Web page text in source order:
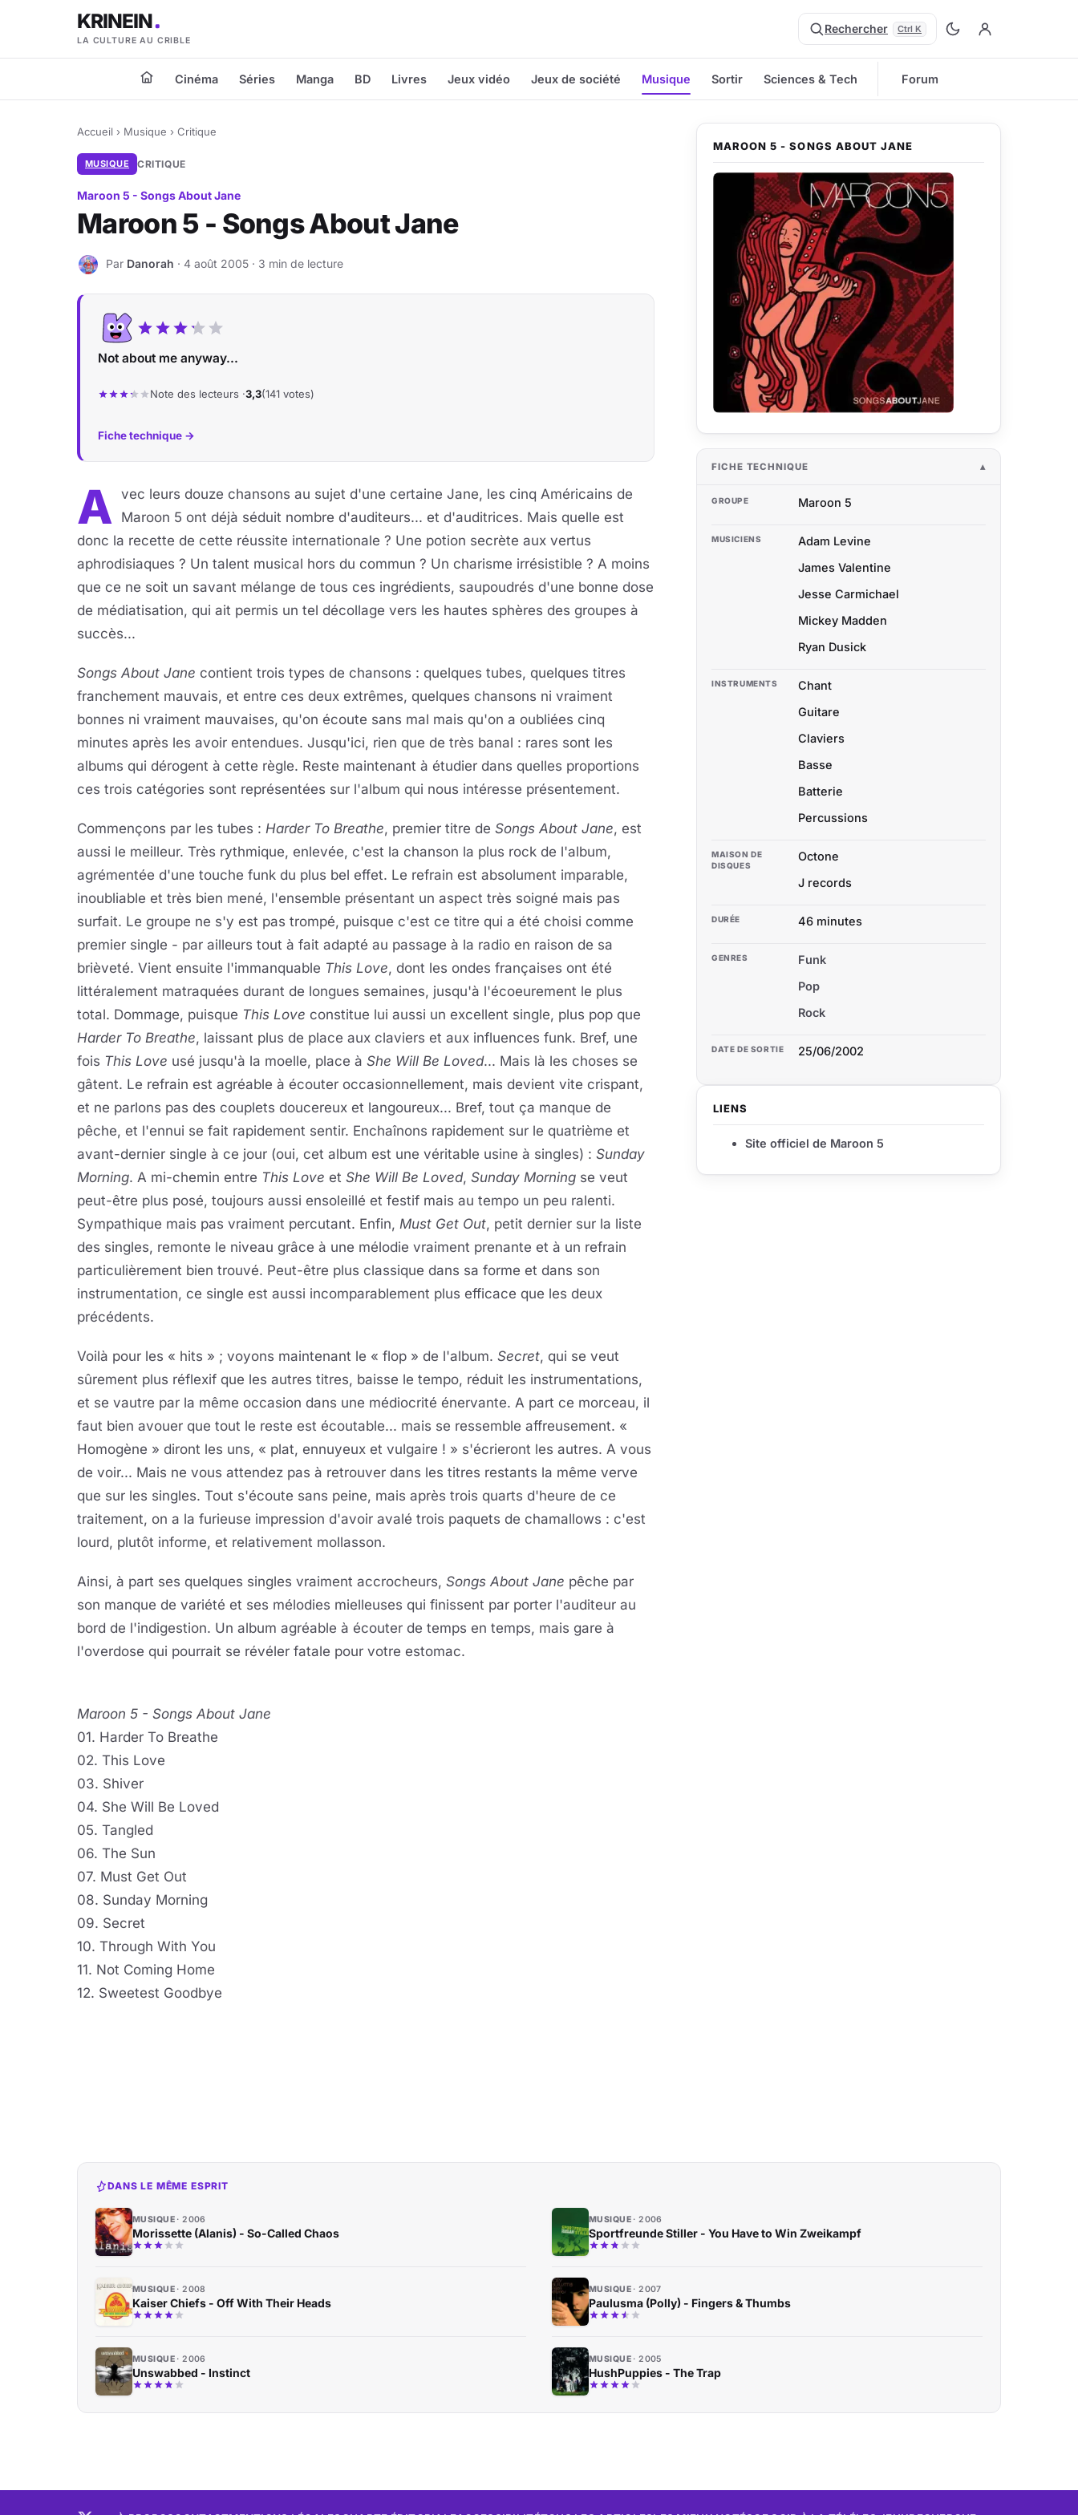
KRINEIN
LA CULTURE AU CRIBLE
Rechercher Ctrl K
Cinéma Séries Manga BD Livres Jeux vidéo Jeux de société Musique Sortir Sciences & Tech Forum
Accueil › Musique › Critique
MUSIQUE CRITIQUE
Maroon 5 - Songs About Jane
Maroon 5 - Songs About Jane
D Par Danorah · 4 août 2005 · 3 min de lecture
Not about me anyway...
Note des lecteurs ·3,3(141 votes)
Fiche technique →
A vec leurs douze chansons au sujet d'une certaine Jane, les cinq Américains de
Maroon 5 ont déjà séduit nombre d'auditeurs... et d'auditrices. Mais quelle est
donc la recette de cette réussite internationale ? Une potion secrète aux vertus
aphrodisiaques ? Un talent musical hors du commun ? Un charisme irrésistible ? A moins
que ce ne soit un savant mélange de tous ces ingrédients, saupoudrés d'une bonne dose
de médiatisation, qui ait permis un tel décollage vers les hautes sphères des groupes à
succès...
Songs About Jane contient trois types de chansons : quelques tubes, quelques titres
franchement mauvais, et entre ces deux extrêmes, quelques chansons ni vraiment
bonnes ni vraiment mauvaises, qu'on écoute sans mal mais qu'on a oubliées cinq
minutes après les avoir entendues. Jusqu'ici, rien que de très banal : rares sont les
albums qui dérogent à cette règle. Reste maintenant à étudier dans quelles proportions
ces trois catégories sont représentées sur l'album qui nous intéresse présentement.
Commençons par les tubes : Harder To Breathe, premier titre de Songs About Jane, est
aussi le meilleur. Très rythmique, enlevée, c'est la chanson la plus rock de l'album,
agrémentée d'une touche funk du plus bel effet. Le refrain est absolument imparable,
inoubliable et très bien mené, l'ensemble présentant un aspect très soigné mais pas
surfait. Le groupe ne s'y est pas trompé, puisque c'est ce titre qui a été choisi comme
premier single - par ailleurs tout à fait adapté au passage à la radio en raison de sa
brièveté. Vient ensuite l'immanquable This Love, dont les ondes françaises ont été
littéralement matraquées durant de longues semaines, jusqu'à l'écoeurement le plus
total. Dommage, puisque This Love constitue lui aussi un excellent single, plus pop que
Harder To Breathe, laissant plus de place aux claviers et aux influences funk. Bref, une
fois This Love usé jusqu'à la moelle, place à She Will Be Loved... Mais là les choses se
gâtent. Le refrain est agréable à écouter occasionnellement, mais devient vite crispant,
et ne parlons pas des couplets doucereux et langoureux... Bref, tout ça manque de
pêche, et l'ennui se fait rapidement sentir. Enchaînons rapidement sur le quatrième et
avant-dernier single à ce jour (oui, cet album est une véritable usine à singles) : Sunday
Morning. A mi-chemin entre This Love et She Will Be Loved, Sunday Morning se veut
peut-être plus posé, toujours aussi ensoleillé et festif mais au tempo un peu ralenti.
Sympathique mais pas vraiment percutant. Enfin, Must Get Out, petit dernier sur la liste
des singles, remonte le niveau grâce à une mélodie vraiment prenante et à un refrain
particulièrement bien trouvé. Peut-être plus classique dans sa forme et dans son
instrumentation, ce single est aussi incomparablement plus efficace que les deux
précédents.
Voilà pour les « hits » ; voyons maintenant le « flop » de l'album. Secret, qui se veut
sûrement plus réflexif que les autres titres, baisse le tempo, réduit les instrumentations,
et se vautre par la même occasion dans une médiocrité énervante. A part ce morceau, il
faut bien avouer que tout le reste est écoutable... mais se ressemble affreusement. «
Homogène » diront les uns, « plat, ennuyeux et vulgaire ! » s'écrieront les autres. A vous
de voir... Mais ne vous attendez pas à retrouver dans les titres restants la même verve
que sur les singles. Tout s'écoute sans peine, mais après trois quarts d'heure de ce
traitement, on a la furieuse impression d'avoir avalé trois paquets de chamallows : c'est
lourd, plutôt informe, et relativement mollasson.
Ainsi, à part ses quelques singles vraiment accrocheurs, Songs About Jane pêche par
son manque de variété et ses mélodies mielleuses qui finissent par porter l'auditeur au
bord de l'indigestion. Un album agréable à écouter de temps en temps, mais gare à
l'overdose qui pourrait se révéler fatale pour votre estomac.
Maroon 5 - Songs About Jane
01. Harder To Breathe
02. This Love
03. Shiver
04. She Will Be Loved
05. Tangled
06. The Sun
07. Must Get Out
08. Sunday Morning
09. Secret
10. Through With You
11. Not Coming Home
12. Sweetest Goodbye
MAROON 5 - SONGS ABOUT JANE
FICHE TECHNIQUE
GROUPE Maroon 5
MUSICIENS
Adam Levine
James Valentine
Jesse Carmichael
Mickey Madden
Ryan Dusick
INSTRUMENTS
Chant
Guitare
Claviers
Basse
Batterie
Percussions
MAISON DE
DISQUES
Octone
J records
DURÉE 46 minutes
GENRES
Funk
Pop
Rock
DATE DE SORTIE 25/06/2002
LIENS
Site officiel de Maroon 5
DANS LE MÊME ESPRIT
MUSIQUE 2006
Morissette (Alanis) - So-Called Chaos
MUSIQUE 2006
Sportfreunde Stiller - You Have to Win Zweikampf
MUSIQUE 2008
Kaiser Chiefs - Off With Their Heads
MUSIQUE 2007
Paulusma (Polly) - Fingers & Thumbs
MUSIQUE 2006
Unswabbed - Instinct
MUSIQUE 2005
HushPuppies - The Trap